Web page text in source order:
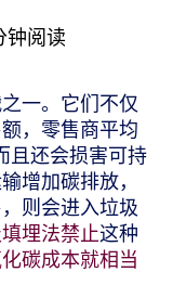
钟阅读
一。它们不仅
，零售商平均
还会损害可持
增加碳排放，
则会进入垃圾
埋法禁止这种
碳成本就相当